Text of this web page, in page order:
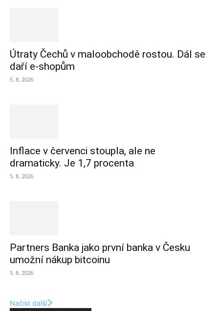
Útraty Čechů v maloobchodě rostou. Dál se
daří e-shopům
5. 8. 2026
Inflace v červenci stoupla, ale ne
dramaticky. Je 1,7 procenta
5. 8. 2026
Partners Banka jako první banka v Česku
umožní nákup bitcoinu
5. 8. 2026
Načíst další